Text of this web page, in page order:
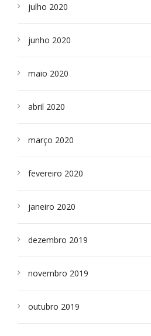
julho 2020
junho 2020
maio 2020
abril 2020
março 2020
fevereiro 2020
janeiro 2020
dezembro 2019
novembro 2019
outubro 2019